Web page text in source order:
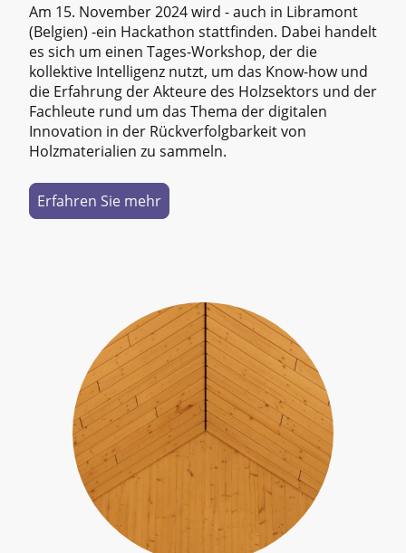
Am 15. November 2024 wird - auch in Libramont
(Belgien) -ein Hackathon stattfinden. Dabei handelt
es sich um einen Tages-Workshop, der die
kollektive Intelligenz nutzt, um das Know-how und
die Erfahrung der Akteure des Holzsektors und der
Fachleute rund um das Thema der digitalen
Innovation in der Rückverfolgbarkeit von
Holzmaterialien zu sammeln.
Erfahren Sie mehr